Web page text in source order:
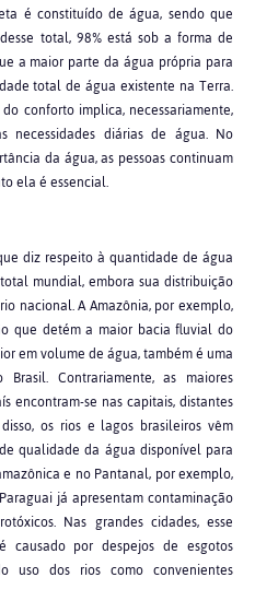
é constituído de água, sendo que
total, 98% está sob a forma de
a maior parte da água própria para
total de água existente na Terra.
conforto implica, necessariamente,
necessidades diárias de água. No
da água, as pessoas continuam
ela é essencial.
diz respeito à quantidade de água
mundial, embora sua distribuição
nacional. A Amazônia, por exemplo,
que detém a maior bacia fluvial do
em volume de água, também é uma
Contrariamente, as maiores
encontram-se nas capitais, distantes
os rios e lagos brasileiros vêm
qualidade da água disponível para
e no Pantanal, por exemplo,
já apresentam contaminação
Nas grandes cidades, esse
causado por despejos de esgotos
uso dos rios como convenientes